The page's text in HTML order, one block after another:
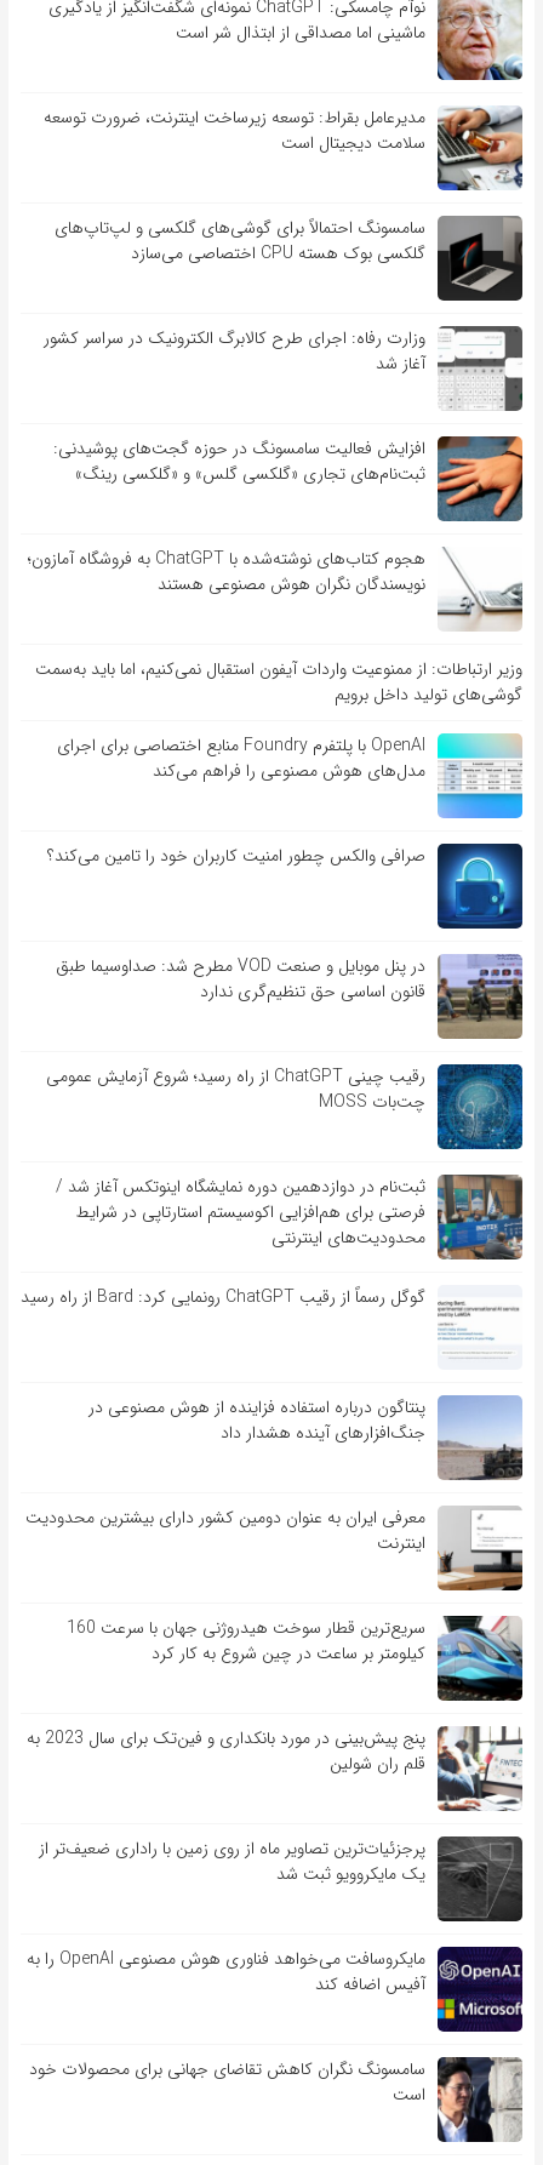
نوآم چامسکی: ChatGPT نمونه‌ای شگفت‌انگیز از یادگیری
ماشینی اما مصداقی از ابتذال شر است
مدیرعامل بقراط: توسعه زیرساخت اینترنت، ضرورت توسعه
سلامت دیجیتال است
سامسونگ احتمالاً برای گوشی‌های گلکسی و لپ‌تاپ‌های
گلکسی بوک هسته CPU اختصاصی می‌سازد
وزارت رفاه: اجرای طرح کالابرگ الکترونیک در سراسر کشور
آغاز شد
افزایش فعالیت سامسونگ در حوزه گجت‌های پوشیدنی:
ثبت‌نام‌های تجاری «گلکسی گلس» و «گلکسی رینگ»
هجوم کتاب‌های نوشته‌شده با ChatGPT به فروشگاه آمازون؛
نویسندگان نگران هوش مصنوعی هستند
وزیر ارتباطات: از ممنوعیت واردات آیفون استقبال نمی‌کنیم، اما باید به‌سمت
گوشی‌های تولید داخل برویم
OpenAI با پلتفرم Foundry منابع اختصاصی برای اجرای
مدل‌های هوش مصنوعی را فراهم می‌کند
صرافی والکس چطور امنیت کاربران خود را تامین می‌کند؟
در پنل موبایل و صنعت VOD مطرح شد: صداوسیما طبق
قانون اساسی حق تنظیم‌گری ندارد
رقیب چینی ChatGPT از راه رسید؛ شروع آزمایش عمومی
چت‌بات MOSS
ثبت‌نام در دوازدهمین دوره نمایشگاه اینوتکس آغاز شد /
فرصتی برای هم‌افزایی اکوسیستم استارتاپی در شرایط
محدودیت‌های اینترنتی
گوگل رسماً از رقیب ChatGPT رونمایی کرد: Bard از راه رسید
پنتاگون درباره استفاده فزاینده از هوش مصنوعی در
جنگ‌افزارهای آینده هشدار داد
معرفی ایران به عنوان دومین کشور دارای بیشترین محدودیت
اینترنت
سریع‌ترین قطار سوخت هیدروژنی جهان با سرعت 160
کیلومتر بر ساعت در چین شروع به کار کرد
پنج پیش‌بینی در مورد بانکداری و فین‌تک برای سال 2023 به
قلم ران شولین
پرجزئیات‌ترین تصاویر ماه از روی زمین با راداری ضعیف‌تر از
یک مایکروویو ثبت شد
مایکروسافت می‌خواهد فناوری هوش مصنوعی OpenAI را به
آفیس اضافه کند
سامسونگ نگران کاهش تقاضای جهانی برای محصولات خود
است